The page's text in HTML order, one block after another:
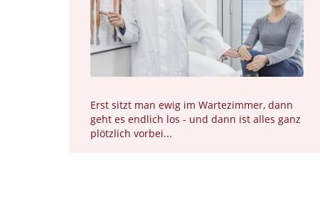
Erst sitzt man ewig im Wartezimmer, dann
geht es endlich los - und dann ist alles ganz
plötzlich vorbei...